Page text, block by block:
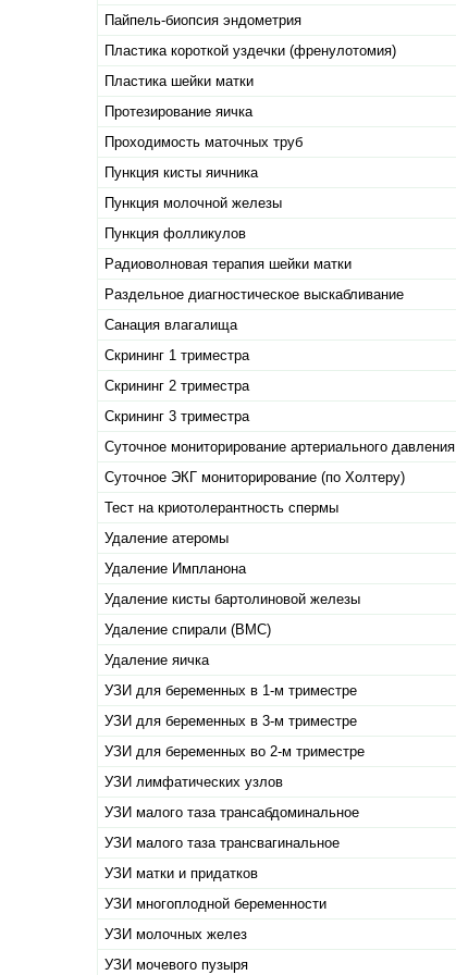
Пайпель-биопсия эндометрия
Пластика короткой уздечки (френулотомия)
Пластика шейки матки
Протезирование яичка
Проходимость маточных труб
Пункция кисты яичника
Пункция молочной железы
Пункция фолликулов
Радиоволновая терапия шейки матки
Раздельное диагностическое выскабливание
Санация влагалища
Скрининг 1 триместра
Скрининг 2 триместра
Скрининг 3 триместра
Суточное мониторирование артериального давления
Суточное ЭКГ мониторирование (по Холтеру)
Тест на криотолерантность спермы
Удаление атеромы
Удаление Импланона
Удаление кисты бартолиновой железы
Удаление спирали (ВМС)
Удаление яичка
УЗИ для беременных в 1-м триместре
УЗИ для беременных в 3-м триместре
УЗИ для беременных во 2-м триместре
УЗИ лимфатических узлов
УЗИ малого таза трансабдоминальное
УЗИ малого таза трансвагинальное
УЗИ матки и придатков
УЗИ многоплодной беременности
УЗИ молочных желез
УЗИ мочевого пузыря